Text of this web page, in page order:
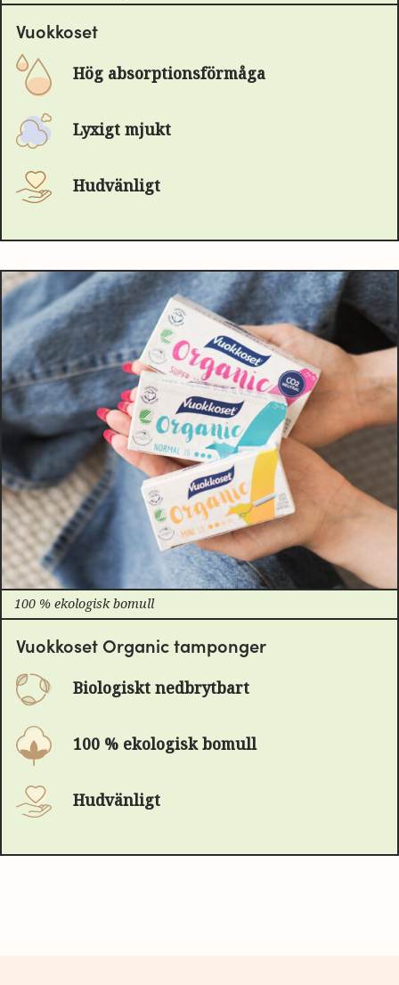
Vuokkoset
Hög absorptionsförmåga
Lyxigt mjukt
Hudvänligt
100 % ekologisk bomull
Vuokkoset Organic tamponger
Biologiskt nedbrytbart
100 % ekologisk bomull
Hudvänligt